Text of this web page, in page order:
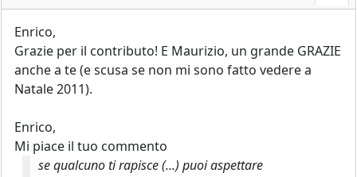
Enrico,
Grazie per il contributo! E Maurizio, un grande GRAZIE
anche a te (e scusa se non mi sono fatto vedere a
Natale 2011).
Enrico,
Mi piace il tuo commento
se qualcuno ti rapisce (...) puoi aspettare